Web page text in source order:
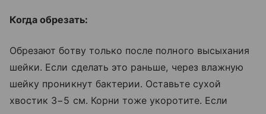
Когда обрезать:
Обрезают ботву только после полного высыхания
шейки. Если сделать это раньше, через влажную
шейку проникнут бактерии. Оставьте сухой
хвостик 3−5 см. Корни тоже укоротите. Если